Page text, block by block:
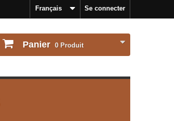
Se connecter
Français
Panier 0 Produit